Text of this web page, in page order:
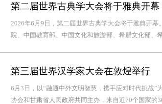
第二届世界古典学大会将于雅典开幕
2026年6月9日，第二届世界古典学大会将于雅典开
院、中国教育部、中国文化和旅游部、希腊文化部、
第三届世界汉学家大会在敦煌举行
6月3日，以“融通中外文明智慧，携手应对时代挑战
协会和甘肃省人民政府共同主办，来自近70个国家的